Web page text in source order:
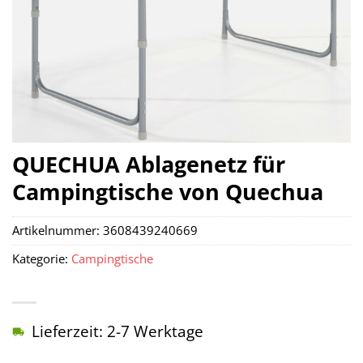
QUECHUA Ablagenetz für
Campingtische von Quechua
Lieferzeit: 2-7 Werktage
Artikelnummer: 3608439240669
Kategorie: Campingtische